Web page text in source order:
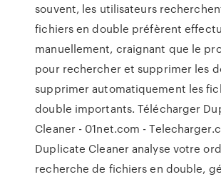
souvent, les utilisateurs
fichiers en double préfèrent
manuellement, craignant que le
pour rechercher et supprimer les
supprimer automatiquement les
double importants. Télécharger
Cleaner - 01net.com -
Duplicate Cleaner analyse votre
recherche de fichiers en double,